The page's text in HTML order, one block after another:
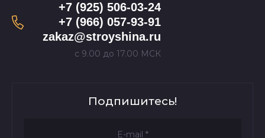
+7 (925) 506-03-24
+7 (966) 057-93-91
zakaz@stroyshina.ru
с 9.00 до 17.00 МСК
Подпишитесь!